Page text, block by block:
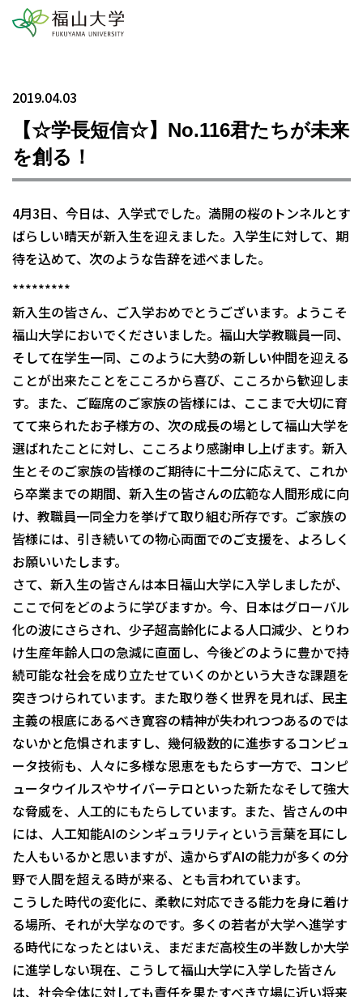
2019.04.03
【☆学長短信☆】No.116君たちが未来
を創る！
4月3日、今日は、入学式でした。満開の桜のトンネルとす
ばらしい晴天が新入生を迎えました。入学生に対して、期
待を込めて、次のような告辞を述べました。
*********
新入生の皆さん、ご入学おめでとうございます。ようこそ
福山大学においでくださいました。福山大学教職員一同、
そして在学生一同、このように大勢の新しい仲間を迎える
ことが出来たことをこころから喜び、こころから歓迎しま
す。また、ご臨席のご家族の皆様には、ここまで大切に育
てて来られたお子様方の、次の成長の場として福山大学を
選ばれたことに対し、こころより感謝申し上げます。新入
生とそのご家族の皆様のご期待に十二分に応えて、これか
ら卒業までの期間、新入生の皆さんの広範な人間形成に向
け、教職員一同全力を挙げて取り組む所存です。ご家族の
皆様には、引き続いての物心両面でのご支援を、よろしく
お願いいたします。
さて、新入生の皆さんは本日福山大学に入学しましたが、
ここで何をどのように学びますか。今、日本はグローバル
化の波にさらされ、少子超高齢化による人口減少、とりわ
け生産年齢人口の急減に直面し、今後どのように豊かで持
続可能な社会を成り立たせていくのかという大きな課題を
突きつけられています。また取り巻く世界を見れば、民主
主義の根底にあるべき寛容の精神が失われつつあるのでは
ないかと危惧されますし、幾何級数的に進歩するコンピュ
ータ技術も、人々に多様な恩恵をもたらす一方で、コンピ
ュータウイルスやサイバーテロといった新たなそして強大
な脅威を、人工的にもたらしています。また、皆さんの中
には、人工知能AIのシンギュラリティという言葉を耳にし
た人もいるかと思いますが、遠からずAIの能力が多くの分
野で人間を超える時が来る、とも言われています。
こうした時代の変化に、柔軟に対応できる能力を身に着け
る場所、それが大学なのです。多くの若者が大学へ進学す
る時代になったとはいえ、まだまだ高校生の半数しか大学
に進学しない現在、こうして福山大学に入学した皆さん
は、社会全体に対しても責任を果たすべき立場に近い将来